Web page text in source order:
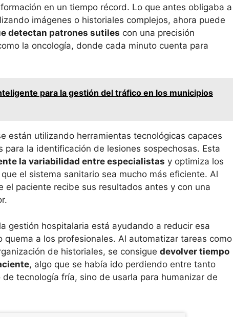
en un tiempo récord. Lo que antes obligaba a
imágenes o historiales complejos, ahora puede
detectan patrones sutiles con una precisión
la oncología, donde cada minuto cuenta para
para la gestión del tráfico en los municipios
están utilizando herramientas tecnológicas capaces
para la identificación de lesiones sospechosas. Esta
la variabilidad entre especialistas y optimiza los
el sistema sanitario sea mucho más eficiente. Al
paciente recibe sus resultados antes y con una
gestión hospitalaria está ayudando a reducir esa
a los profesionales. Al automatizar tareas como
de historiales, se consigue devolver tiempo
, algo que se había ido perdiendo entre tanto
tecnología fría, sino de usarla para humanizar de